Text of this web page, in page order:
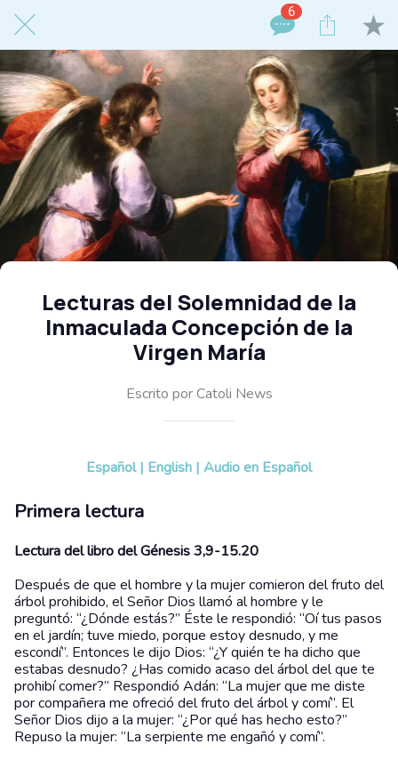
6
Lecturas del Solemnidad de la
Inmaculada Concepción de la
Virgen María
Escrito por Catoli News
Español | English | Audio en Español
Primera lectura
Lectura del libro del Génesis 3,9-15.20
Después de que el hombre y la mujer comieron del fruto del
árbol prohibido, el Señor Dios llamó al hombre y le
preguntó: “¿Dónde estás?” Éste le respondió: “Oí tus pasos
en el jardín; tuve miedo, porque estoy desnudo, y me
escondí”. Entonces le dijo Dios: “¿Y quién te ha dicho que
estabas desnudo? ¿Has comido acaso del árbol del que te
prohibí comer?” Respondió Adán: “La mujer que me diste
por compañera me ofreció del fruto del árbol y comí”. El
Señor Dios dijo a la mujer: “¿Por qué has hecho esto?”
Repuso la mujer: “La serpiente me engañó y comí”.